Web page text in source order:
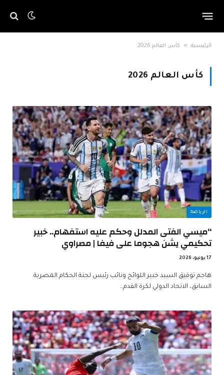
الرئيسية » كأس العالم 2026
كأس العالم 2026
الرياضة
“ميسي الفتى المدلل وحكم عليه استفهام.. خبير
تحكيمي يشن هجوما على فيفا | مصراوي
17 يونيو، 2026
هاجم توفيق السيد خبير اللوائح ونائب رئيس لجنة الحكام المصرية
السابق، الاتحاد الدولي لكرة القدم…